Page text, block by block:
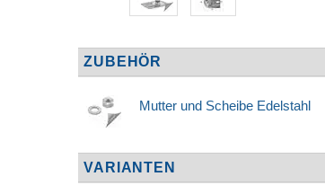
ZUBEHÖR
Mutter und Scheibe Edelstahl
VARIANTEN